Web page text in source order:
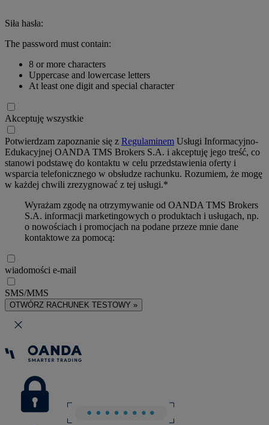
Siła hasła:
The password must contain:
8 or more characters
Uppercase and lowercase letters
At least one digit and special character
Akceptuję wszystkie
Potwierdzam zapoznanie się z Regulaminem Usługi Informacyjno-
Edukacyjnej OANDA TMS Brokers S.A. i akceptuję jego treść, co
stanowi podstawę do kontaktu w celu przedstawienia oferty i
wsparcia telefonicznego w obsłudze rachunku. Rozumiem, że mogę
w każdej chwili zrezygnować z tej usługi.*
Wyrażam zgodę na otrzymywanie od OANDA TMS Brokers
S.A. informacji marketingowych o produktach i usługach, np.
o nowościach i promocjach na podane przeze mnie dane
kontaktowe za pomocą:
wiadomości e-mail
SMS/MMS
OTWÓRZ RACHUNEK TESTOWY »